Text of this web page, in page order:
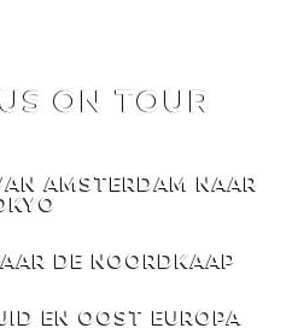
ON TOUR
AMSTERDAM NAAR
DE NOORDKAAP
EN OOST EUROPA